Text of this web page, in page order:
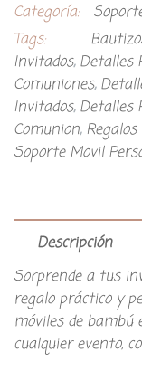
Categoría:
Tags:
Invitados, Detalles
Comuniones,
Invitados, Detalles
Comunion,
Soporte Movil
Descripción
Sorprende a tus
regalo práctico y
móviles de bambú
cualquier evento,